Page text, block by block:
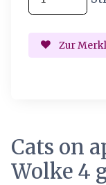
Zur
Cats on
Wolke 4